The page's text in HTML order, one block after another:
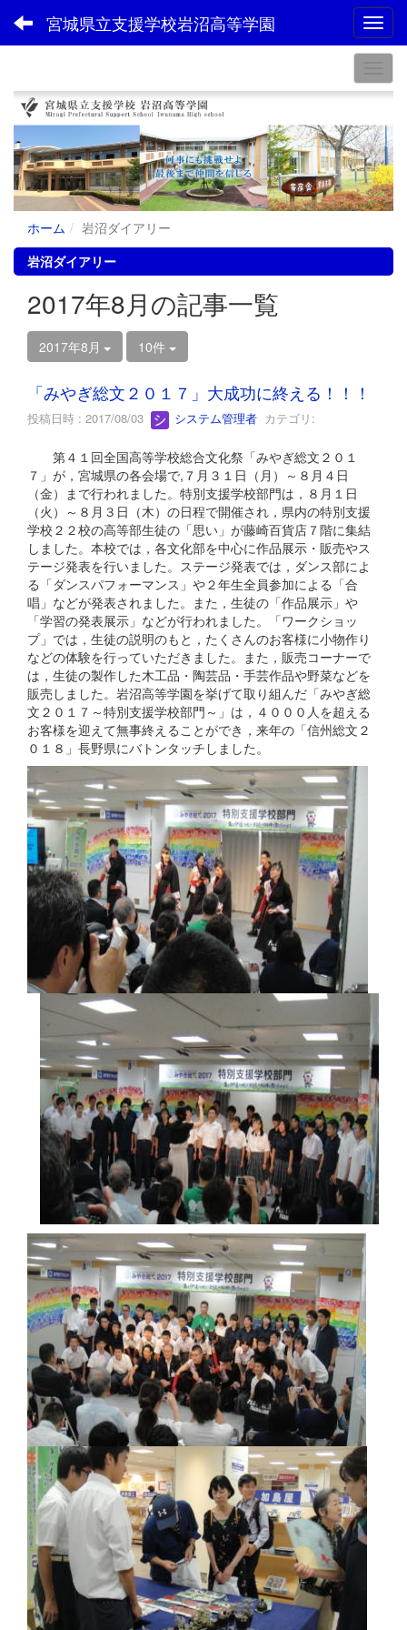
宮城県立支援学校岩沼高等学園
ホーム
岩沼ダイアリー
岩沼ダイアリー
2017年8月の記事一覧
2017年8月 10件
「みやぎ総文２０１７」大成功に終える！！！
投稿日時 : 2017/08/03 システム管理者 カテゴリ:
第４１回全国高等学校総合文化祭「みやぎ総文２０１
７」が，宮城県の各会場で,７月３１日（月）～８月４日
（金）まで行われました。特別支援学校部門は，８月１日
（火）～８月３日（木）の日程で開催され，県内の特別支援
学校２２校の高等部生徒の「思い」が藤崎百貨店７階に集結
しました。本校では，各文化部を中心に作品展示・販売やス
テージ発表を行いました。ステージ発表では，ダンス部によ
る「ダンスパフォーマンス」や２年生全員参加による「合
唱」などが発表されました。また，生徒の「作品展示」や
「学習の発表展示」などが行われました。「ワークショッ
プ」では，生徒の説明のもと，たくさんのお客様に小物作り
などの体験を行っていただきました。また，販売コーナーで
は，生徒の製作した木工品・陶芸品・手芸作品や野菜などを
販売しました。岩沼高等学園を挙げて取り組んだ「みやぎ総
文２０１７～特別支援学校部門～」は，４０００人を超える
お客様を迎えて無事終えることができ，来年の「信州総文２
０１８」長野県にバトンタッチしました。